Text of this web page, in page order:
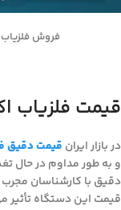
فروش فلزیاب و
قیمت فلزیاب
در بازار ایران قیمت دقیق
و به طور مداوم در حال
دقیق با کارشناسان مجرب
قیمت این دستگاه تأثیر